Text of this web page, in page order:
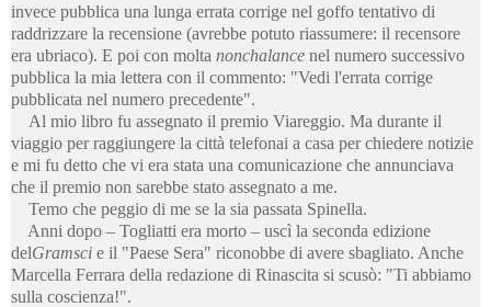
invece pubblica una lunga errata corrige nel goffo tentativo di
raddrizzare la recensione (avrebbe potuto riassumere: il recensore
era ubriaco). E poi con molta nonchalance nel numero successivo
pubblica la mia lettera con il commento: "Vedi l'errata corrige
pubblicata nel numero precedente".
Al mio libro fu assegnato il premio Viareggio. Ma durante il
viaggio per raggiungere la città telefonai a casa per chiedere notizie
e mi fu detto che vi era stata una comunicazione che annunciava
che il premio non sarebbe stato assegnato a me.
Temo che peggio di me se la sia passata Spinella.
Anni dopo – Togliatti era morto – uscì la seconda edizione
delGramsci e il "Paese Sera" riconobbe di avere sbagliato. Anche
Marcella Ferrara della redazione di Rinascita si scusò: "Ti abbiamo
sulla coscienza!".